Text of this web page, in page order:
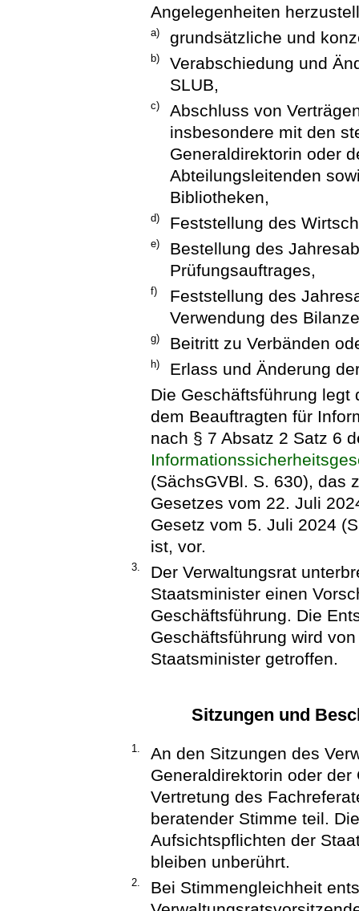
Angelegenheiten
a) grundsätzliche und
b)
Verabschiedung und
SLUB,
c)
Abschluss von
insbesondere mit den
Generaldirektorin oder
Abteilungsleitenden
Bibliotheken,
d) Feststellung des
e)
Bestellung des
Prüfungsauftrages,
f)
Feststellung des
Verwendung des
g) Beitritt zu Verbänden
h)
Erlass und Änderung
Die Geschäftsführung legt
dem Beauftragten für
nach § 7 Absatz 2 Satz 6
(SächsGVBl. S. 630), das
Gesetzes vom 22. Juli
Gesetz vom 5. Juli 2024
ist, vor.
3.
Der Verwaltungsrat
Staatsminister einen
Geschäftsführung. Die
Geschäftsführung wird
Staatsminister getroffen.
Sitzungen und
1.
An den Sitzungen des
Generaldirektorin oder
Vertretung des
beratender Stimme teil.
Aufsichtspflichten der
bleiben unberührt.
2.
Bei Stimmengleichheit